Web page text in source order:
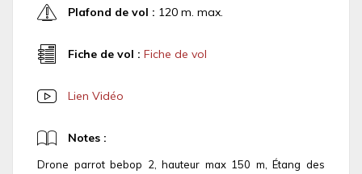
Plafond de vol : 120 m. max.
Fiche de vol : Fiche de vol
Lien Vidéo
Notes :
Drone parrot bebop 2, hauteur max 150 m, Étang des